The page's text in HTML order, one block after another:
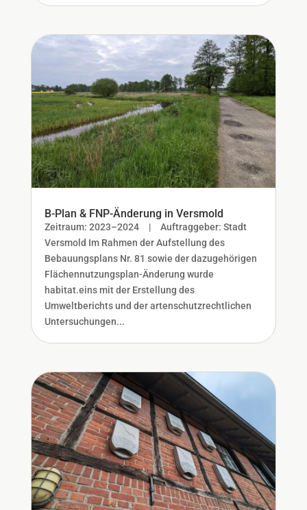
B-Plan & FNP-Änderung in Versmold
Zeitraum: 2023–2024 | Auftraggeber: Stadt
Versmold Im Rahmen der Aufstellung des
Bebauungsplans Nr. 81 sowie der dazugehörigen
Flächennutzungsplan-Änderung wurde
habitat.eins mit der Erstellung des
Umweltberichts und der artenschutzrechtlichen
Untersuchungen...